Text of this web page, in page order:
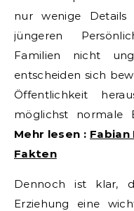
nur wenige
jüngeren
Familien nicht
entscheiden sich
Öffentlichkeit
möglichst normale
Mehr lesen :
Fakten
Dennoch ist klar,
Erziehung eine